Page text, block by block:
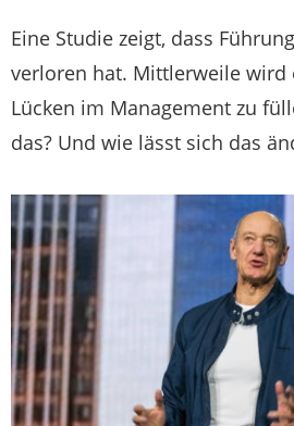
Eine Studie zeigt, dass
verloren hat. Mittlerweile wird
Lücken im Management zu
das? Und wie lässt sich das